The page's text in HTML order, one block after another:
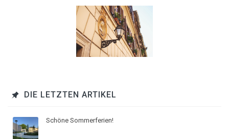
DIE LETZTEN ARTIKEL
Schöne Sommerferien!